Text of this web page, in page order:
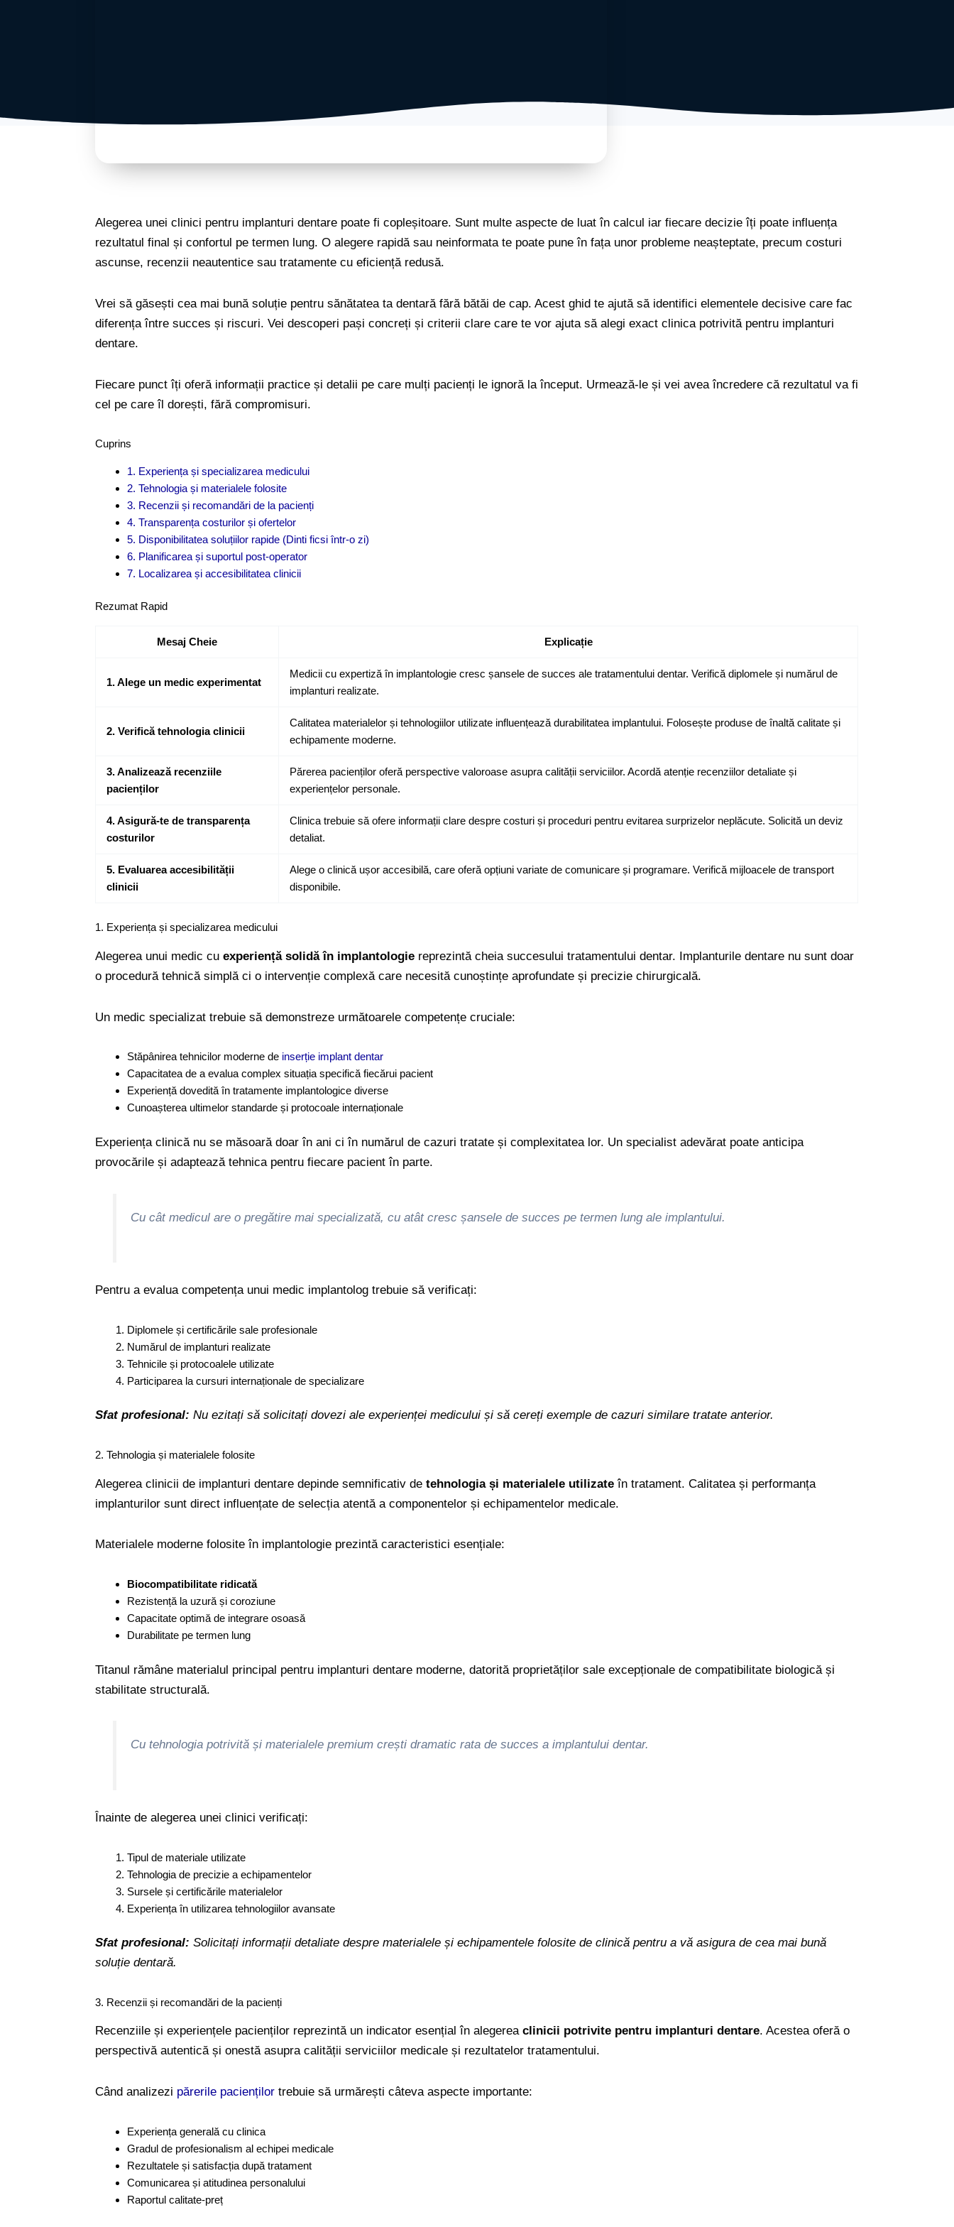
Alegerea unei clinici pentru implanturi dentare poate fi copleșitoare. Sunt multe aspecte de luat în calcul iar fiecare decizie îți poate influența
rezultatul final și confortul pe termen lung. O alegere rapidă sau neinformata te poate pune în fața unor probleme neașteptate, precum costuri
ascunse, recenzii neautentice sau tratamente cu eficiență redusă.
Vrei să găsești cea mai bună soluție pentru sănătatea ta dentară fără bătăi de cap. Acest ghid te ajută să identifici elementele decisive care fac
diferența între succes și riscuri. Vei descoperi pași concreți și criterii clare care te vor ajuta să alegi exact clinica potrivită pentru implanturi
dentare.
Fiecare punct îți oferă informații practice și detalii pe care mulți pacienți le ignoră la început. Urmează-le și vei avea încredere că rezultatul va fi
cel pe care îl dorești, fără compromisuri.
Cuprins
1. Experiența și specializarea medicului
2. Tehnologia și materialele folosite
3. Recenzii și recomandări de la pacienți
4. Transparența costurilor și ofertelor
5. Disponibilitatea soluțiilor rapide (Dinti ficsi într-o zi)
6. Planificarea și suportul post-operator
7. Localizarea și accesibilitatea clinicii
Rezumat Rapid
Mesaj Cheie Explicație
1. Alege un medic experimentat
Medicii cu expertiză în implantologie cresc șansele de succes ale tratamentului dentar. Verifică diplomele și numărul de
implanturi realizate.
2. Verifică tehnologia clinicii
Calitatea materialelor și tehnologiilor utilizate influențează durabilitatea implantului. Folosește produse de înaltă calitate și
echipamente moderne.
3. Analizează recenziile
pacienților
Părerea pacienților oferă perspective valoroase asupra calității serviciilor. Acordă atenție recenziilor detaliate și
experiențelor personale.
4. Asigură-te de transparența
costurilor
Clinica trebuie să ofere informații clare despre costuri și proceduri pentru evitarea surprizelor neplăcute. Solicită un deviz
detaliat.
5. Evaluarea accesibilității
clinicii
Alege o clinică ușor accesibilă, care oferă opțiuni variate de comunicare și programare. Verifică mijloacele de transport
disponibile.
1. Experiența și specializarea medicului
Alegerea unui medic cuexperiență solidă în implantologie reprezintă cheia succesului tratamentului dentar. Implanturile dentare nu sunt doar
o procedură tehnică simplă ci o intervenție complexă care necesită cunoștințe aprofundate și precizie chirurgicală.
Un medic specializat trebuie să demonstreze următoarele competențe cruciale:
Stăpânirea tehnicilor moderne de inserție implant dentar
Capacitatea de a evalua complex situația specifică fiecărui pacient
Experiență dovedită în tratamente implantologice diverse
Cunoașterea ultimelor standarde și protocoale internaționale
Experiența clinică nu se măsoară doar în ani ci în numărul de cazuri tratate și complexitatea lor. Un specialist adevărat poate anticipa
provocările și adaptează tehnica pentru fiecare pacient în parte.
Cu cât medicul are o pregătire mai specializată, cu atât cresc șansele de succes pe termen lung ale implantului.
Pentru a evalua competența unui medic implantolog trebuie să verificați:
Diplomele și certificările sale profesionale
Numărul de implanturi realizate
Tehnicile și protocoalele utilizate
Participarea la cursuri internaționale de specializare
Sfat profesional: Nu ezitați să solicitați dovezi ale experienței medicului și să cereți exemple de cazuri similare tratate anterior.
2. Tehnologia și materialele folosite
Alegerea clinicii de implanturi dentare depinde semnificativ detehnologia și materialele utilizate în tratament. Calitatea și performanța
implanturilor sunt direct influențate de selecția atentă a componentelor și echipamentelor medicale.
Materialele moderne folosite în implantologie prezintă caracteristici esențiale:
Biocompatibilitate ridicată
Rezistență la uzură și coroziune
Capacitate optimă de integrare osoasă
Durabilitate pe termen lung
Titanul rămâne materialul principal pentru implanturi dentare moderne, datorită proprietăților sale excepționale de compatibilitate biologică și
stabilitate structurală.
Cu tehnologia potrivită și materialele premium crești dramatic rata de succes a implantului dentar.
Înainte de alegerea unei clinici verificați:
Tipul de materiale utilizate
Tehnologia de precizie a echipamentelor
Sursele și certificările materialelor
Experiența în utilizarea tehnologiilor avansate
Sfat profesional: Solicitați informații detaliate despre materialele și echipamentele folosite de clinică pentru a vă asigura de cea mai bună
soluție dentară.
3. Recenzii și recomandări de la pacienți
Recenziile și experiențele pacienților reprezintă un indicator esențial în alegereaclinicii potrivite pentru implanturi dentare. Acestea oferă o
perspectivă autentică și onestă asupra calității serviciilor medicale și rezultatelor tratamentului.
Când analizezi părerile pacienților trebuie să urmărești câteva aspecte importante:
Experiența generală cu clinica
Gradul de profesionalism al echipei medicale
Rezultatele și satisfacția după tratament
Comunicarea și atitudinea personalului
Raportul calitate-preț